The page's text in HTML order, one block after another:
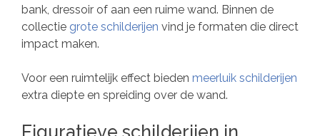
bank, dressoir of aan een ruime wand. Binnen de
collectie grote schilderijen vind je formaten die direct
impact maken.
Voor een ruimtelijk effect bieden meerluik schilderijen
extra diepte en spreiding over de wand.
Figuratieve schilderijen in